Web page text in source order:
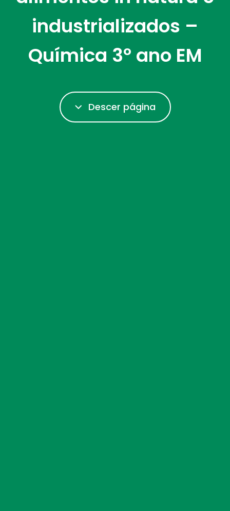
industrializados –
Química 3º ano EM
Descer página